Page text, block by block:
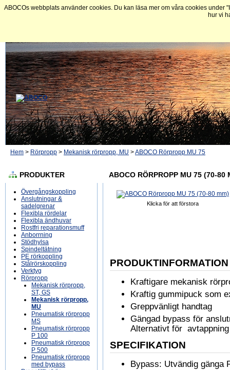
ABOCOs webbplats använder cookies. Du kan läsa mer om våra cookies
hur vi
Hem > Rörpropp > Mekanisk rörpropp, MU >ABOCO Rörpropp MU 75
PRODUKTER
Övergångskoppling
Anslutningar &
sadelgrenar
Flexibla rördelar
Flexibla ändhuvar
Rostfri reparationsmuff
Anborrning
Stödhylsa
Spindeltätning
PE rörkoppling
Stålrörskoppling
Verktyg
Rörpropp
Mekanisk rörpropp,
ST, GS
Mekanisk rörpropp,
MU
Pneumatisk rörpropp
MS
Pneumatisk rörpropp
P 100
Pneumatisk rörpropp
P 500
Pneumatisk rörpropp
med bypass
ABOCO RÖRPROPP MU 75 (70-80
Klicka för att förstora
PRODUKTINFORMATION
Kraftigare mekanisk
Kraftig gummipuck som
Greppvänligt handtag
Gängad bypass för
Alternativt för
SPECIFIKATION
Bypass: Utvändig gänga